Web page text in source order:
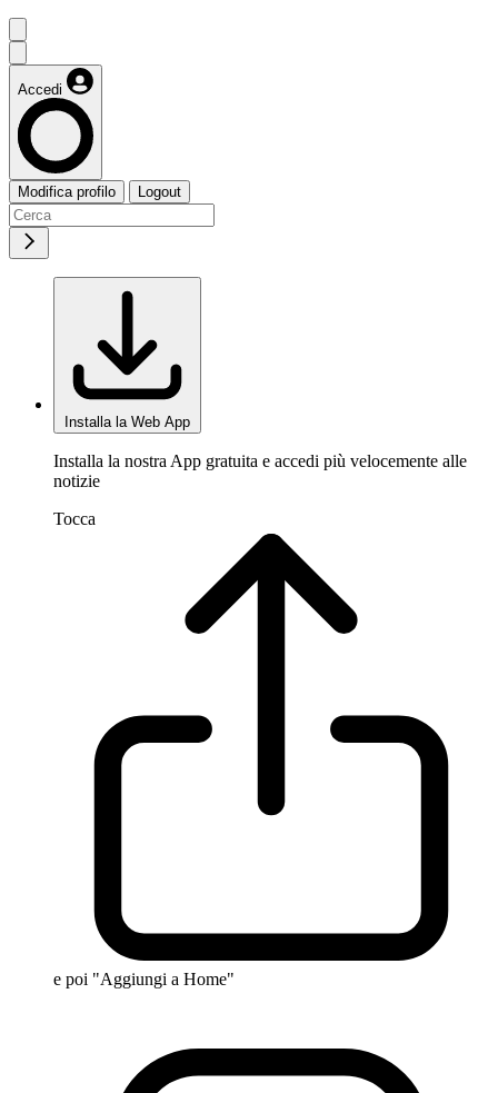
Accedi
Modifica profilo Logout
Installa la Web App
Installa la nostra App gratuita e accedi più velocemente alle
notizie
Tocca
e poi "Aggiungi a Home"